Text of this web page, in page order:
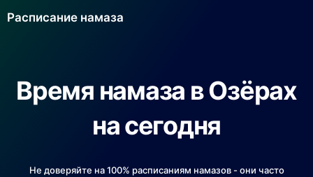
Расписание намаза
Время намаза в Озёрах
на сегодня
Не доверяйте на 100% расписаниям намазов - они часто